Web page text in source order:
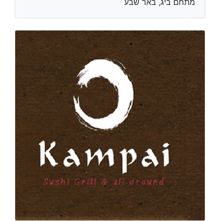
מתחם ביג, באר שבע